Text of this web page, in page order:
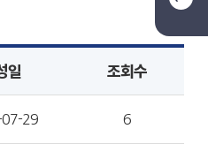
일 조회수
29 6